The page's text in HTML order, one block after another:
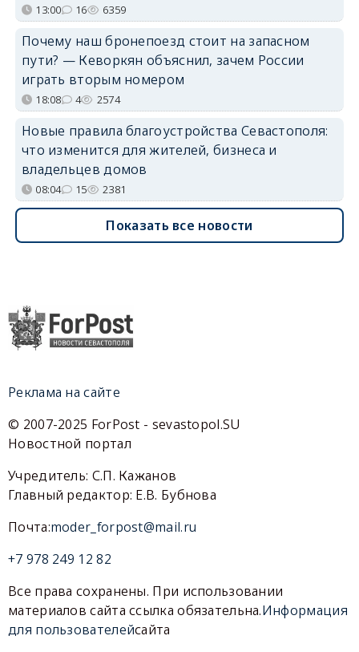
13:00 16 6359
Почему наш бронепоезд стоит на запасном
пути? — Кеворкян объяснил, зачем России
играть вторым номером
18:08 4 2574
Новые правила благоустройства Севастополя:
что изменится для жителей, бизнеса и
владельцев домов
08:04 15 2381
Показать все новости
Реклама на сайте
© 2007-2025 ForPost - sevastopol.SU
Новостной портал
Учредитель: С.П. Кажанов
Главный редактор: Е.В. Бубнова
Почта:moder_forpost@mail.ru
+7 978 249 12 82
Все права сохранены. При использовании
материалов сайта ссылка обязательна.Информация
для пользователейсайта